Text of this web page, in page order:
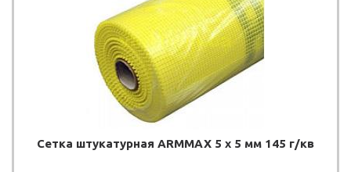
Сетка штукатурная ARMMAX 5 х 5 мм 145 г/кв